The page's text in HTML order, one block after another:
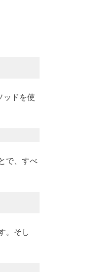
ッドを使
で、すべ
。そし